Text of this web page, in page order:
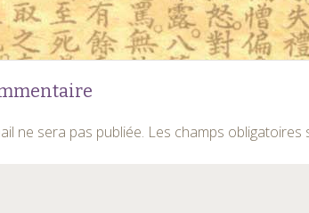
ne sera pas publiée. Les champs obligatoires